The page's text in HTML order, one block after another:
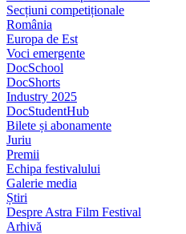
Secțiuni competiționale
România
Europa de Est
Voci emergente
DocSchool
DocShorts
Industry 2025
DocStudentHub
Bilete și abonamente
Juriu
Premii
Echipa festivalului
Galerie media
Știri
Despre Astra Film Festival
Arhivă